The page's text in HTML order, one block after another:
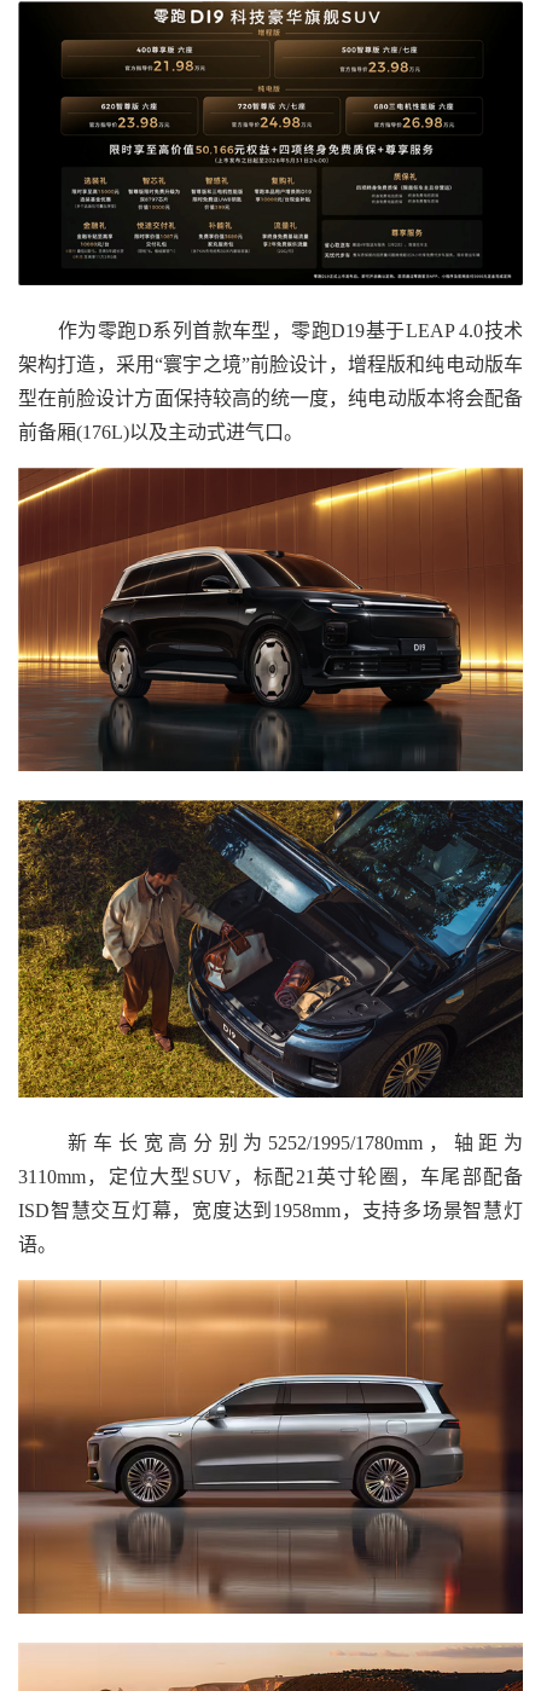
作为零跑D系列首款车型，零跑D19基于LEAP 4.0技术
架构打造，采用“寰宇之境”前脸设计，增程版和纯电动版车
型在前脸设计方面保持较高的统一度，纯电动版本将会配备
前备厢(176L)以及主动式进气口。
新车长宽高分别为5252/1995/1780mm，轴距为
3110mm，定位大型SUV，标配21英寸轮圈，车尾部配备
ISD智慧交互灯幕，宽度达到1958mm，支持多场景智慧灯
语。